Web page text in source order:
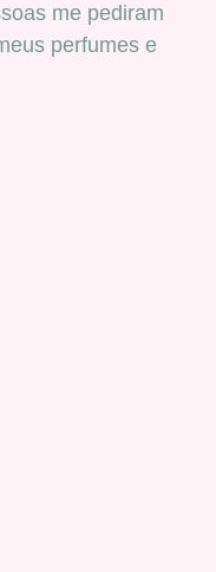
me pediram
perfumes e